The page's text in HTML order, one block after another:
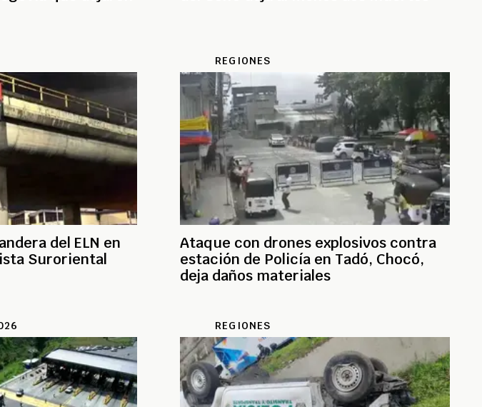
del ELN en
Suroriental
REGIONES
Ataque con drones explosivos contra
estación de Policía en Tadó, Chocó,
deja daños materiales
REGIONES